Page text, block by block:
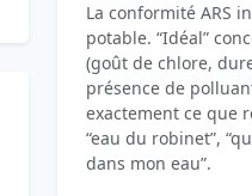
La conformité ARS
potable. “Idéal”
(goût de chlore,
présence de
exactement ce que
“eau du robinet”,
dans mon eau”.